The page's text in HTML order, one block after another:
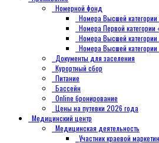
Номерной фонд
Номера Высшей
Номера Первой категории
Номера Высшей
Номера Высшей
Документы для заселения
Курортный сбор
Питание
Бассейн
Online бронирование
Цены на путевки 2026 года
Медицинский центр
Медицинская деятельность
Участник краевой